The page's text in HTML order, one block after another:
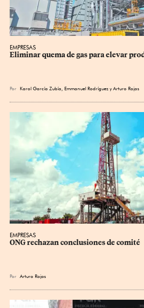
EMPRESAS
Eliminar quema de gas para elevar
Por Karol García Zubía, Emmanuel Rodríguez yArturo Rojas
EMPRESAS
ONG rechazan conclusiones de comité
Por Arturo Rojas